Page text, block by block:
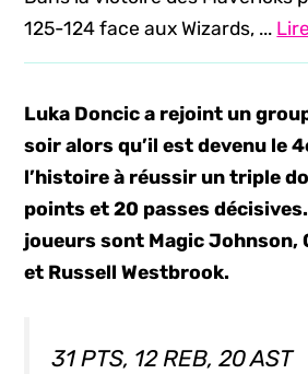
125-124 face aux Wizards, ...
Luka Doncic a rejoint un
soir alors qu’il est devenu le
l’histoire à réussir un triple
points et 20 passes
joueurs sont Magic Johnson,
et Russell Westbrook.
31 PTS, 12 REB, 20 AST